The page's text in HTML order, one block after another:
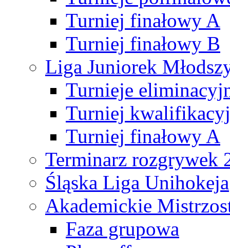
Turniej finałowy A
Turniej finałowy B
Liga Juniorek
Turnieje
Turniej
Turniej finałowy A
Terminarz rozgrywek
Śląska Liga Unihokeja
Akademickie
Faza grupowa